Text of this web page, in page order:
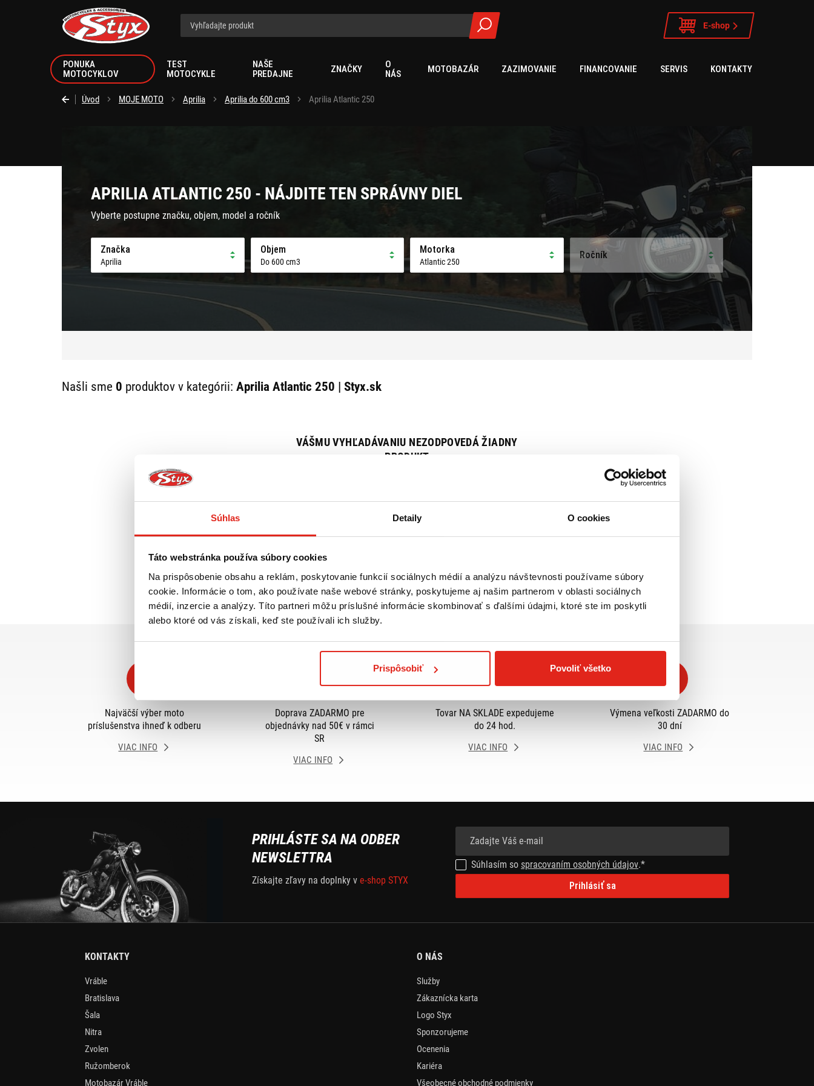
Súhlas Detaily O cookies
Táto webstránka používa súbory cookies
Na prispôsobenie obsahu a reklám, poskytovanie funkcií sociálnych médií a analýzu návštevnosti používame súbory
cookie. Informácie o tom, ako používate naše webové stránky, poskytujeme aj našim partnerom v oblasti sociálnych
médií, inzercie a analýzy. Títo partneri môžu príslušné informácie skombinovať s ďalšími údajmi, ktoré ste im poskytli
alebo ktoré od vás získali, keď ste používali ich služby.
Prispôsobiť Povoliť všetko
Styx.sk
E-shop
PONUKA
MOTOCYKLOV
TEST
MOTOCYKLE
NAŠE
PREDAJNE
ZNAČKY
O
NÁS
MOTOBAZÁR ZAZIMOVANIE FINANCOVANIE SERVIS KONTAKTY
Úvod MOJE MOTO Aprilia Aprilia do 600 cm3 Aprilia Atlantic 250
APRILIA ATLANTIC 250 - NÁJDITE TEN SPRÁVNY DIEL
Vyberte postupne značku, objem, model a ročník
Značka
Aprilia
Objem
Do 600 cm3
Motorka
Atlantic 250
Ročník
Našli sme 0 produktov v kategórii: Aprilia Atlantic 250 | Styx.sk
VÁŠMU VYHĽADÁVANIU NEZODPOVEDÁ ŽIADNY
PRODUKT
Najväčší výber moto
príslušenstva ihneď k odberu
VIAC INFO
Doprava ZADARMO pre
objednávky nad 50€ v rámci
SR
VIAC INFO
Tovar NA SKLADE expedujeme
do 24 hod.
VIAC INFO
Výmena veľkosti ZADARMO do
30 dní
VIAC INFO
PRIHLÁSTE SA NA ODBER
NEWSLETTRA
Získajte zľavy na doplnky v e-shop STYX
Súhlasím so spracovaním osobných údajov.*
Prihlásiť sa
KONTAKTY
Vráble
Bratislava
Šala
Nitra
Zvolen
Ružomberok
Motobazár Vráble
O NÁS
Služby
Zákaznícka karta
Logo Styx
Sponzorujeme
Ocenenia
Kariéra
Všeobecné obchodné podmienky